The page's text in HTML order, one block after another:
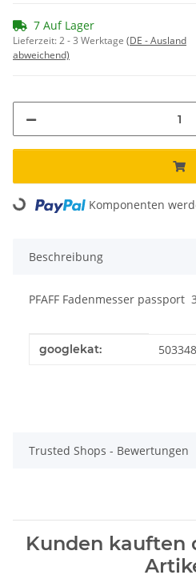
7 Auf Lager
Lieferzeit:2 - 3 Werktage (DE - Ausland
abweichend)
Loading... Komponenten
Beschreibung
PFAFF Fadenmesser passport
Produkteigenschaft
Wert
googlekat: 503348
Trusted Shops - Bewertungen
Kunden kauften